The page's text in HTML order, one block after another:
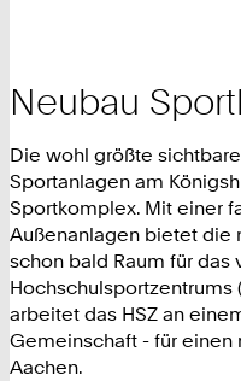
Neubau
Die wohl größte
Sportanlagen am
Sportkomplex. Mit einer
Außenanlagen bietet die
schon bald Raum für
Hochschulsportzentrums
arbeitet das HSZ an
Gemeinschaft - für
Aachen.